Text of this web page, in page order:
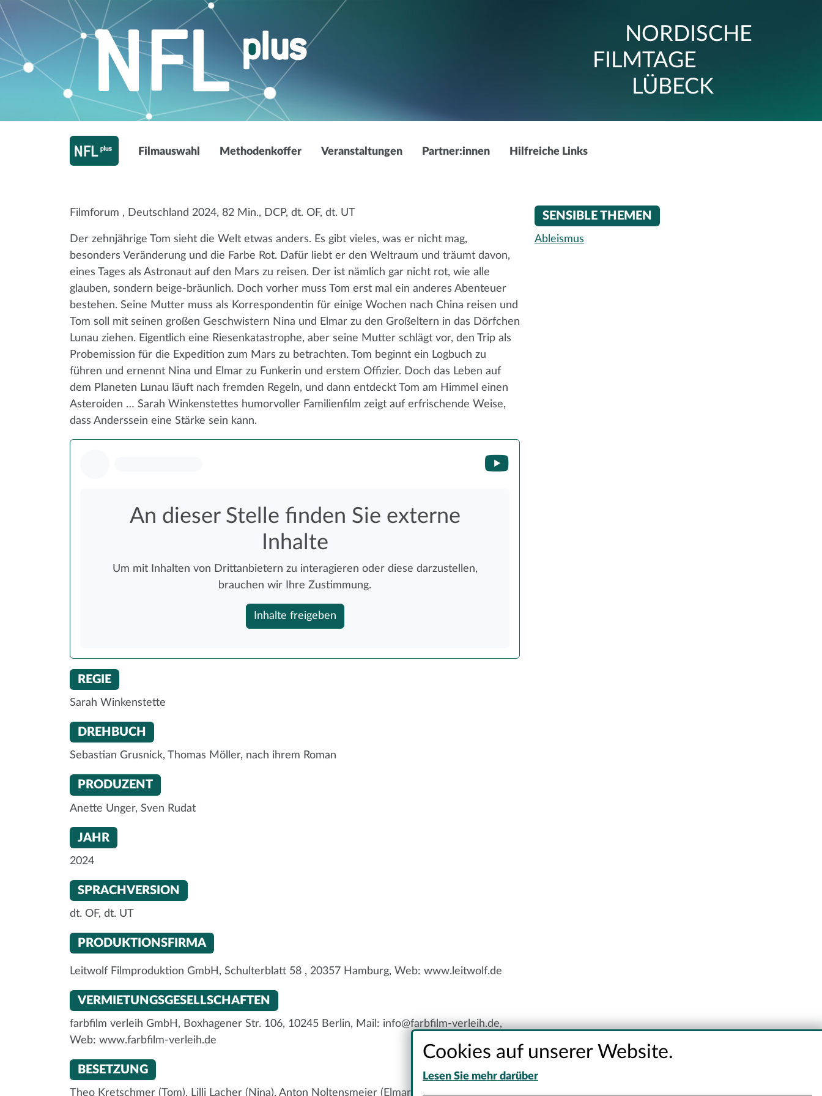
NORDISCHE
FILMTAGE
LÜBECK
Filmauswahl Methodenkoffer Veranstaltungen Partner:innen Hilfreiche Links
Sarah Winkenstette
Grüße vom Mars Greetings From Mars
Filmforum , Deutschland 2024, 82 Min., DCP, dt. OF, dt. UT
Der zehnjährige Tom sieht die Welt etwas anders. Es gibt vieles, was er nicht mag,
besonders Veränderung und die Farbe Rot. Dafür liebt er den Weltraum und träumt davon,
eines Tages als Astronaut auf den Mars zu reisen. Der ist nämlich gar nicht rot, wie alle
glauben, sondern beige-bräunlich. Doch vorher muss Tom erst mal ein anderes Abenteuer
bestehen. Seine Mutter muss als Korrespondentin für einige Wochen nach China reisen und
Tom soll mit seinen großen Geschwistern Nina und Elmar zu den Großeltern in das Dörfchen
Lunau ziehen. Eigentlich eine Riesenkatastrophe, aber seine Mutter schlägt vor, den Trip als
Probemission für die Expedition zum Mars zu betrachten. Tom beginnt ein Logbuch zu
führen und ernennt Nina und Elmar zu Funkerin und erstem Offizier. Doch das Leben auf
dem Planeten Lunau läuft nach fremden Regeln, und dann entdeckt Tom am Himmel einen
Asteroiden … Sarah Winkenstettes humorvoller Familienfilm zeigt auf erfrischende Weise,
dass Anderssein eine Stärke sein kann.
An dieser Stelle finden Sie externe
Inhalte
Um mit Inhalten von Drittanbietern zu interagieren oder diese darzustellen,
brauchen wir Ihre Zustimmung.
Inhalte freigeben
REGIE
Sarah Winkenstette
DREHBUCH
Sebastian Grusnick, Thomas Möller, nach ihrem Roman
PRODUZENT
Anette Unger, Sven Rudat
JAHR
2024
SPRACHVERSION
dt. OF, dt. UT
PRODUKTIONSFIRMA
Leitwolf Filmproduktion GmbH, Schulterblatt 58 , 20357 Hamburg, Web: www.leitwolf.de
VERMIETUNGSGESELLSCHAFTEN
farbfilm verleih GmbH, Boxhagener Str. 106, 10245 Berlin, Mail: info@farbfilm-verleih.de,
Web: www.farbfilm-verleih.de
BESETZUNG
Theo Kretschmer (Tom), Lilli Lacher (Nina), Anton Noltensmeier (Elmar), Hedi Kriegeskotte
SENSIBLE THEMEN
Ableismus
Cookies auf unserer Website.
Lesen Sie mehr darüber